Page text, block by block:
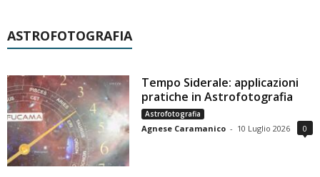
ASTROFOTOGRAFIA
Tempo Siderale: applicazioni
pratiche in Astrofotografia
Astrofotografia
Agnese Caramanico - 10 Luglio 2026 0